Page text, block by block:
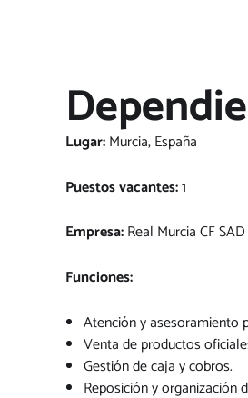
Lugar:Murcia, España
Puestos vacantes:1
Empresa:Real Murcia CF SAD
Funciones:
Atención y asesoramiento
Venta de productos
Gestión de caja y cobros.
Reposición y organización